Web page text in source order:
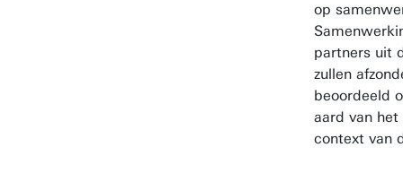
op
partners uit
zullen
beoordeeld
aard van het
context van